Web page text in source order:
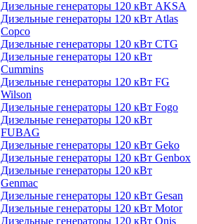
Дизельные генераторы 120 кВт AKSA
Дизельные генераторы 120 кВт Atlas
Copco
Дизельные генераторы 120 кВт CTG
Дизельные генераторы 120 кВт
Cummins
Дизельные генераторы 120 кВт FG
Wilson
Дизельные генераторы 120 кВт Fogo
Дизельные генераторы 120 кВт
FUBAG
Дизельные генераторы 120 кВт Geko
Дизельные генераторы 120 кВт Genbox
Дизельные генераторы 120 кВт
Genmac
Дизельные генераторы 120 кВт Gesan
Дизельные генераторы 120 кВт Motor
Дизельные генераторы 120 кВт Onis